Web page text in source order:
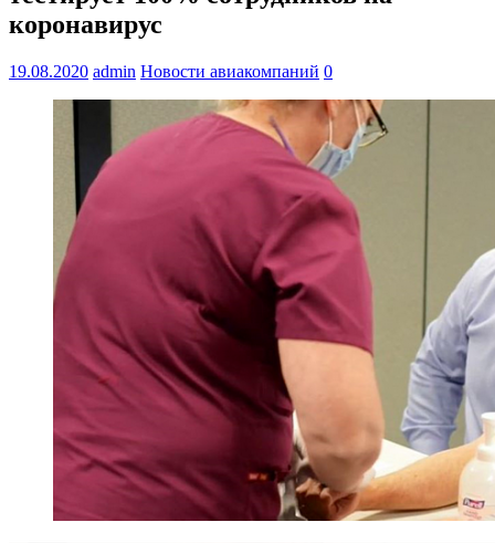
коронавирус
19.08.2020 admin Новости авиакомпаний 0